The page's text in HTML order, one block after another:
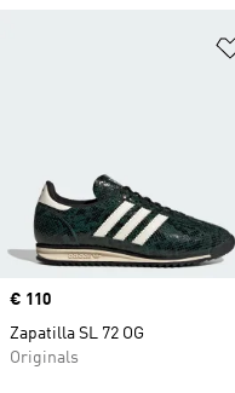
Precio
€ 110
Zapatilla SL 72 OG
Originals